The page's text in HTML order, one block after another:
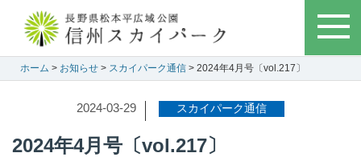
ホーム > お知らせ > スカイパーク通信 > 2024年4月号〔vol.217〕
2024-03-29 スカイパーク通信
2024年4月号〔vol.217〕